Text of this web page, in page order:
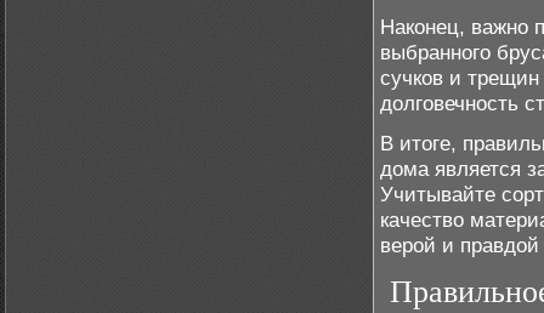
Наконец, важно
выбранного
сучков и трещин
долговечность
В итоге,
дома является
Учитывайте
качество
верой и